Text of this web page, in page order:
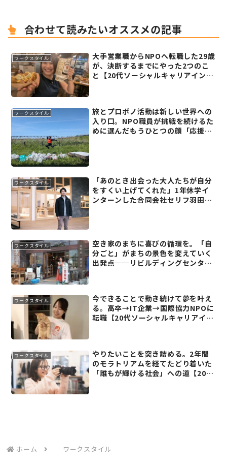
合わせて読みたいオススメの記事
ワークスタイル
大手営業職からNPOへ転職した29歳
が、決断するまでにやった2つのこ
と【20代ソーシャルキャリアインタ
ワークスタイル
旅とプロボノ活動は新しい世界への
入り口。NPO職員が挑戦を続けるた
めに選んだもうひとつの顔「応援コ
ワークスタイル
「あのとき出会った大人たちが自分
をすくい上げてくれた」1年休学イ
ンターンした合同会社セリフ羽田知
ワークスタイル
空き家のまちに喜びの循環を。「自
分ごと」がまちの景色を変えていく
出発点──リビルディングセンター
ワークスタイル
今できることで動き続けて夢を叶え
る。高卒→IT企業→国際協力NPOに
転職【20代ソーシャルキャリアイン
ワークスタイル
やりたいことを突き詰める。2年間
のモラトリアムを経てたどり着いた
「誰もが輝ける社会」への道【20代
ホーム ワークスタイル